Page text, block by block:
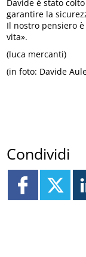
Davide è stato
garantire la
Il nostro pensiero
vita».
(luca mercanti)
(in foto: Davide
Condividi